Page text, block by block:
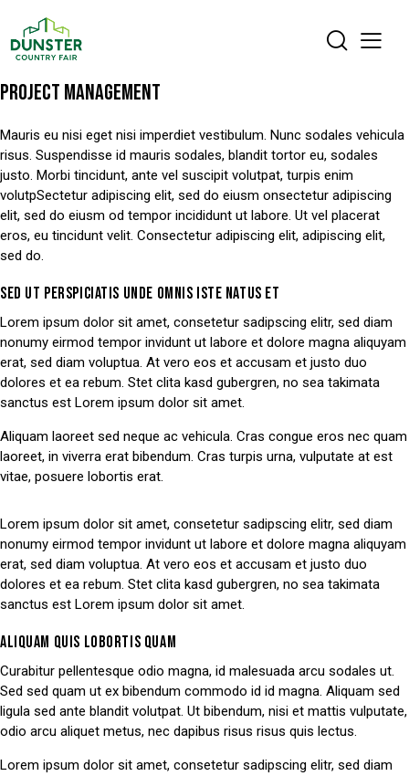
PROJECT MANAGEMENT
Mauris eu nisi eget nisi imperdiet vestibulum. Nunc sodales vehicula
risus. Suspendisse id mauris sodales, blandit tortor eu, sodales
justo. Morbi tincidunt, ante vel suscipit volutpat, turpis enim
volutpSectetur adipiscing elit, sed do eiusm onsectetur adipiscing
elit, sed do eiusm od tempor incididunt ut labore. Ut vel placerat
eros, eu tincidunt velit. Consectetur adipiscing elit, adipiscing elit,
sed do.
SED UT PERSPICIATIS UNDE OMNIS ISTE NATUS ET
Lorem ipsum dolor sit amet, consetetur sadipscing elitr, sed diam
nonumy eirmod tempor invidunt ut labore et dolore magna aliquyam
erat, sed diam voluptua. At vero eos et accusam et justo duo
dolores et ea rebum. Stet clita kasd gubergren, no sea takimata
sanctus est Lorem ipsum dolor sit amet.
Aliquam laoreet sed neque ac vehicula. Cras congue eros nec quam
laoreet, in viverra erat bibendum. Cras turpis urna, vulputate at est
vitae, posuere lobortis erat.
Lorem ipsum dolor sit amet, consetetur sadipscing elitr, sed diam
nonumy eirmod tempor invidunt ut labore et dolore magna aliquyam
erat, sed diam voluptua. At vero eos et accusam et justo duo
dolores et ea rebum. Stet clita kasd gubergren, no sea takimata
sanctus est Lorem ipsum dolor sit amet.
ALIQUAM QUIS LOBORTIS QUAM
Curabitur pellentesque odio magna, id malesuada arcu sodales ut.
Sed sed quam ut ex bibendum commodo id id magna. Aliquam sed
ligula sed ante blandit volutpat. Ut bibendum, nisi et mattis vulputate,
odio arcu aliquet metus, nec dapibus risus risus quis lectus.
Lorem ipsum dolor sit amet, consetetur sadipscing elitr, sed diam